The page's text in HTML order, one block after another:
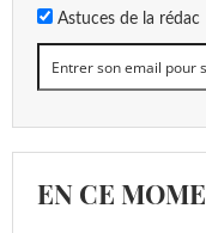
Astuces de la rédac
EN CE